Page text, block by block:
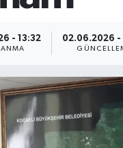
- 13:32 02.06.2026 -